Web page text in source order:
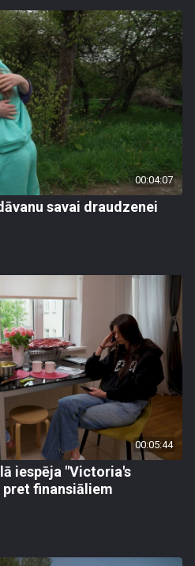
00:04:07
savai draudzenei
00:05:44
iespēja "Victoria's
finansiāliem